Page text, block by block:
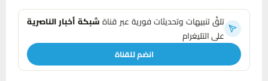
تلقَّ تنبيهات وتحديثات فورية عبر قناةشبكة أخبار الناصرية
على التليغرام
انضم للقناة